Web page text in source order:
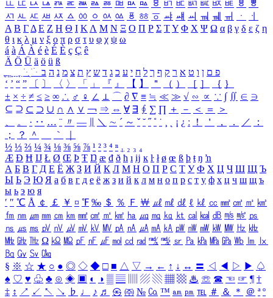
ㅥ ㅦ ㅧ ㅨ ㅩ ㅪ ㅫ ㅬ ㅭ ㅮ ㅯ ㅰ ㅱ ㅲ ㅳ ㅴ ㅵ ㅶ ㅷ ㅸ
ㅹ
ㅺ ㅻ ㅼ ㅽ ㅾ ㅿ ㆀ ㆁ ㆂ ㆃ ㆄ ㆅ ㆆ ㆇ ㆈ ㆉ ㆊ ㆋ ㆌ ㆍ
ㆎ
Α Β ΓΔ Ε Ζ Η Θ Ι ΚΛ Μ Ν Ξ Ο Π Ρ Σ ΤΥ Φ Χ Ψ Ω α β γ δ ε ζ η
θ ι κ λ μ ν ξ ο π ρ σ τ υ φ χ ψ ω
á à Á À é è É È ç Ç ê
Ä Ö Ü ä ö ü ß
ִֶֹ ֻּ ׁׂ פ ם ן ו ט א ר ק ף ך ל ח י ע כ ג ד ש ץ ת צ מ נ ה ב
‘ ’ “ ” 〔 〕 〈 〉 「 」 『 』 【 】 ＂ （ ） ［ ］ ｛ ｝
± × ÷ ≠ ≤ ≥ ∞ ∴ ♂ ♀ ∠ ⊥ ⌒ ∂ ∇ ≡ ≒ ≪ ≫ √ ∽ ∝ ∵ ∫ ∬ ∈ ∋
⊆ ⊇ ⊂ ⊃ ∪ ∩ ∧ ∨ ￢ ⇒ ⇔ ∀ ∃ ∮ ∑ ∏ ＋ － ＜ ＝
＞
、
。 · ‥ … ¨ 〃 ― ＼ ∼ ´ ～ ˇ ˘ ˝ ˚ ˙ ¸ ¡ ¿ ː ！ ＇ ， ． ／
：
；
？ ＾ ｀
½ ⅓ ⅔ ¼ ¾ ⅛ ⅜ ⅝ ⅞ ¹ ² ³ ⁴ ⁿ ₁ ₂ ₃ ₄
Æ Ð Ħ Ĳ Ł Ø Œ Þ Ŧ Ŋ æ đ ð ħ ı ĳ ĸ ŀ ł ø œ ß þ ŧ ŋ ŉ
А Б В Г Д Е Ё Ж З И Й К Л М Н О П Р С Т У Ф Х Ц Ч Ш Щ Ъ
Ы Ь Э Ю Я а б в г д е ё ж з и й к л м н о п р с т у ф х ц ч ш щ ъ
ы ь э ю я
′ ″ ℃ Å ￠ ￡ ￥ ¤ ℉ ‰ ＄ ％ Ｆ ￦ ㎕ ㎖ ㎗ ℓ ㎘ ㏄ ㎣ ㎤ ㎥ ㎦
㎙ ㎚ ㎛ ㎜ ㎝ ㎞ ㎟ ㎠ ㎡ ㎢ ㏊ ㎍ ㎎ ㎏ ㏏ ㎈ ㎉ ㏈ ㎧ ㎨ ㎰
㎱ ㎲ ㎳ ㎴ ㎵ ㎶ ㎷ ㎸ ㎹ ㎀ ㎁ ㎂ ㎃ ㎄ ㎺ ㎻ ㎽ ㎾ ㎿ ㎐ ㎑
㎒ ㎓ ㎔ Ω ㏀ ㏁ ㎊ ㎋ ㎌ ㏖ ㏅ ㎭ ㎮ ㎯ ㏛ ㎩ ㎪ ㎫ ㎬ ㏝ ㏐
㏓
㏃ ㏉ ㏜ ㏆
§ ※ ☆ ★ ○ ● ◎ ◇ ◆ □ ■ △ ▽ → ← ↑ ↓ ↔ 〓 ◁ ◀ ▷ ▶ ♤
♠ ♡ ♥ ♧ ♣ ⊙ ◈ ▣ ◐ ◑ ▒ ▤ ▨ ▧ ▦ ▩ ♨ ☏ ☎ ☜ ☞ ¶ †
‡ ↕ ↗ ↙ ↖ ↘ ♭ ♩ ♪ ♬ ㉿ ㈜ № ㏇ ™ ㏂ ㏘ ℡ ＃ ＆ ＊ ＠ ª º